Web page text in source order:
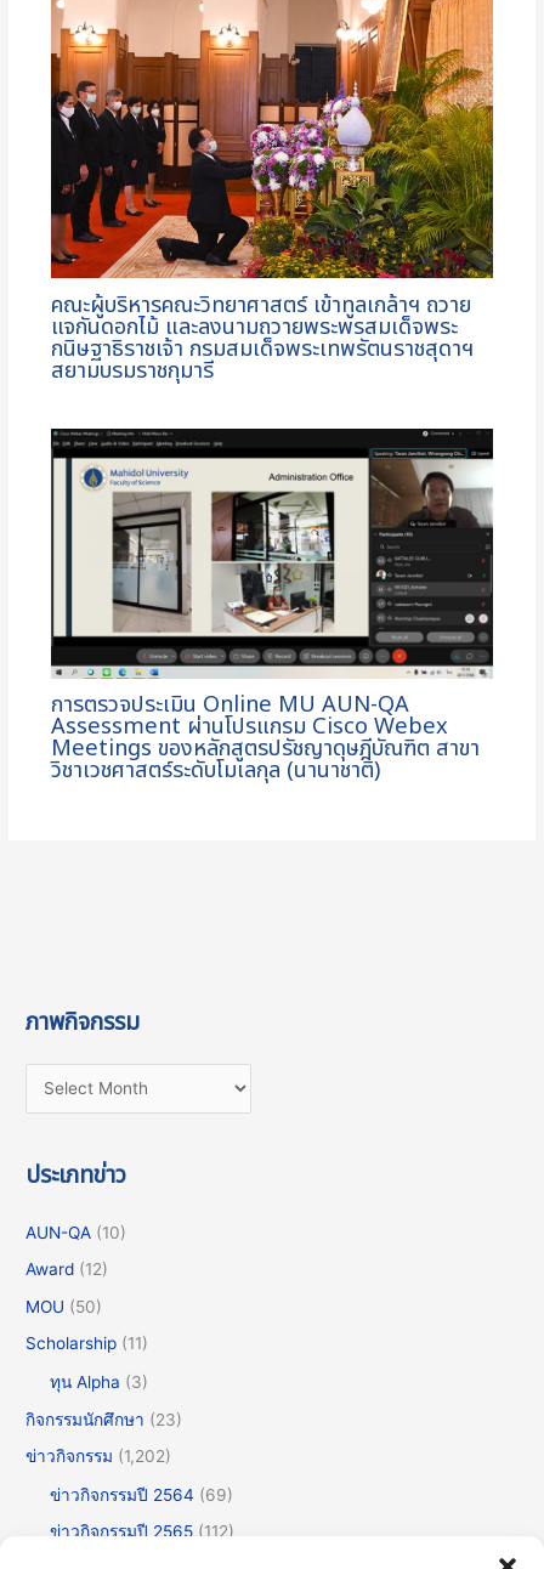
คณะผู้บริหารคณะวิทยาศาสตร์ เข้าทูลเกล้าฯ ถวาย
แจกันดอกไม้ และลงนามถวายพระพรสมเด็จพระ
กนิษฐาธิราชเจ้า กรมสมเด็จพระเทพรัตนราชสุดาฯ
สยามบรมราชกุมารี
การตรวจประเมิน Online MU AUN-QA
Assessment ผ่านโปรแกรม Cisco Webex
Meetings ของหลักสูตรปรัชญาดุษฎีบัณฑิต สาขา
วิชาเวชศาสตร์ระดับโมเลกุล (นานาชาติ)
ภาพกิจกรรม
ประเภทข่าว
AUN-QA (10)
Award (12)
MOU (50)
Scholarship (11)
ทุน Alpha (3)
กิจกรรมนักศึกษา (23)
ข่าวกิจกรรม (1,202)
ข่าวกิจกรรมปี 2564 (69)
ข่าวกิจกรรมปี 2565 (112)